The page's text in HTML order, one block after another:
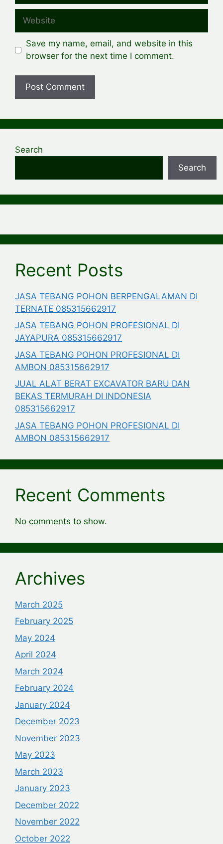
Website
Save my name, email, and website in this
browser for the next time I comment.
Search
Search
Recent Posts
JASA TEBANG POHON BERPENGALAMAN DI
TERNATE 085315662917
JASA TEBANG POHON PROFESIONAL DI
JAYAPURA 085315662917
JASA TEBANG POHON PROFESIONAL DI
AMBON 085315662917
JUAL ALAT BERAT EXCAVATOR BARU DAN
BEKAS TERMURAH DI INDONESIA
085315662917
JASA TEBANG POHON PROFESIONAL DI
AMBON 085315662917
Recent Comments
No comments to show.
Archives
March 2025
February 2025
May 2024
April 2024
March 2024
February 2024
January 2024
December 2023
November 2023
May 2023
March 2023
January 2023
December 2022
November 2022
October 2022